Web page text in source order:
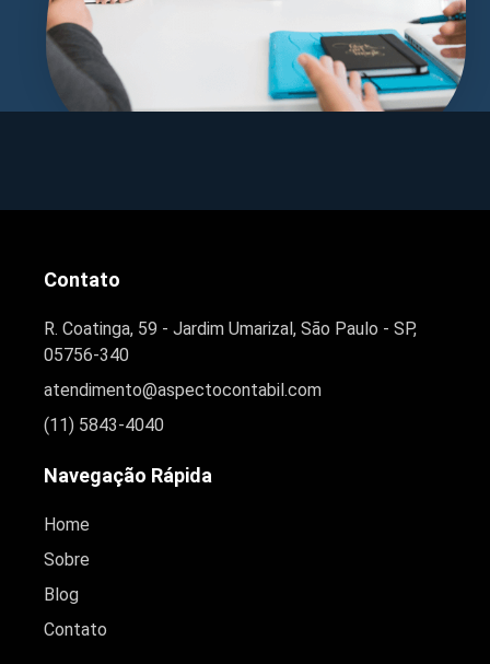
Contato
R. Coatinga, 59 - Jardim Umarizal, São Paulo - SP,
05756-340
atendimento@aspectocontabil.com
(11) 5843-4040
Navegação Rápida
Home
Sobre
Blog
Contato